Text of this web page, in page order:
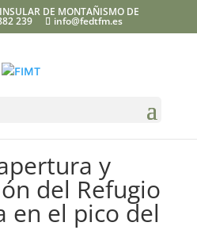
DE MONTAÑISMO DE
239 info@fedtfm.es
y
del Refugio
en el pico del